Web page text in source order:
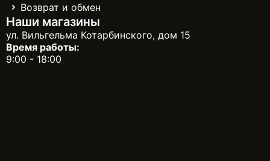
Возврат и обмен
Наши магазины
ул. Вильгельма Котарбинского, дом 15
Время работы:
9:00 - 18:00